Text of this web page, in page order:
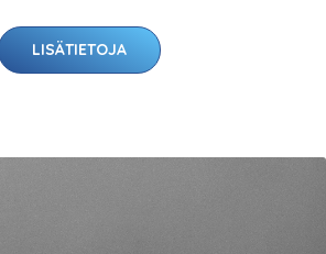
LISÄTIETOJA